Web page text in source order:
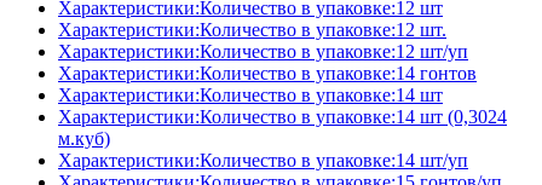
Характеристики:Количество в упаковке:12 шт
Характеристики:Количество в упаковке:12 шт.
Характеристики:Количество в упаковке:12 шт/уп
Характеристики:Количество в упаковке:14 гонтов
Характеристики:Количество в упаковке:14 шт
Характеристики:Количество в упаковке:14 шт (0,3024
м.куб)
Характеристики:Количество в упаковке:14 шт/уп